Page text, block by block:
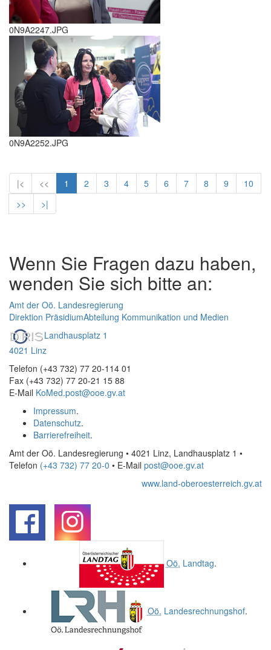
0N9A2247.JPG
0N9A2252.JPG
|< << 1 2 3 4 5 6 7 8 9
10
>>
>|
Wenn Sie Fragen dazu haben,
wenden Sie sich bitte an:
Amt der Oö. Landesregierung
Direktion PräsidiumAbteilung Kommunikation und Medien
Landhausplatz 1
4021 Linz
Telefon (+43 732) 77 20-114 01
Fax (+43 732) 77 20-21 15 88
E-Mail KoMed.post@ooe.gv.at
Impressum.
Datenschutz.
Barrierefreiheit.
Amt der Oö. Landesregierung • 4021 Linz, Landhausplatz 1 •
Telefon (+43 732) 77 20-0 • E-Mail post@ooe.gv.at
www.land-oberoesterreich.gv.at
Oö. Landtag.
Oö. Landesrechnungshof.